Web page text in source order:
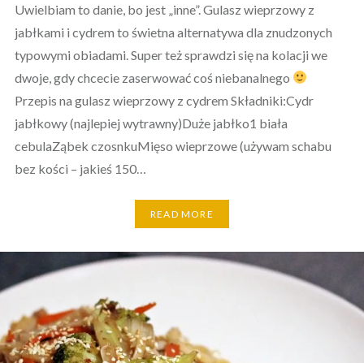
Uwielbiam to danie, bo jest „inne”. Gulasz wieprzowy z
jabłkami i cydrem to świetna alternatywa dla znudzonych
typowymi obiadami. Super też sprawdzi się na kolacji we
dwoje, gdy chcecie zaserwować coś niebanalnego
Przepis na gulasz wieprzowy z cydrem Składniki:Cydr
jabłkowy (najlepiej wytrawny)Duże jabłko1 biała
cebulaZąbek czosnkuMięso wieprzowe (używam schabu
bez kości – jakieś 150…
READ MORE